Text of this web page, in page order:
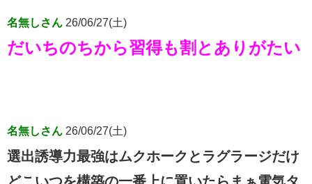
名無しさん 26/06/27(土)
だいちのちから習得も割とありがたい
名無しさん 26/06/27(土)
選出誘導力最強はムクホークとラグラージだけ